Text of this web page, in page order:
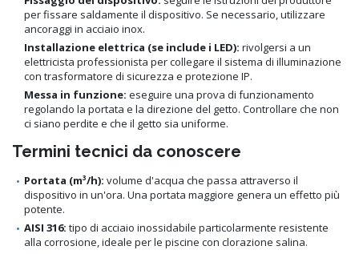
per fissare saldamente il dispositivo. Se necessario, utilizzare
ancoraggi in acciaio inox.
Installazione elettrica (se include i LED): rivolgersi a un
elettricista professionista per collegare il sistema di illuminazione
con trasformatore di sicurezza e protezione IP.
Messa in funzione: eseguire una prova di funzionamento
regolando la portata e la direzione del getto. Controllare che non
ci siano perdite e che il getto sia uniforme.
Termini tecnici da conoscere
Portata (m³/h): volume d'acqua che passa attraverso il
dispositivo in un'ora. Una portata maggiore genera un effetto più
potente.
AISI 316: tipo di acciaio inossidabile particolarmente resistente
alla corrosione, ideale per le piscine con clorazione salina.